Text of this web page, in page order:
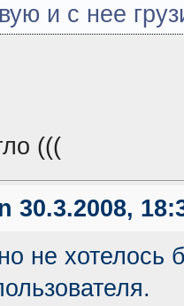
и с нее
(((
30.3.2008,
не хотелось